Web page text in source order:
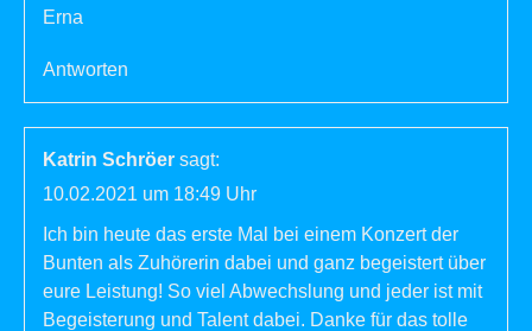
Erna
Antworten
Katrin Schröer sagt:
10.02.2021 um 18:49 Uhr
Ich bin heute das erste Mal bei einem Konzert der
Bunten als Zuhörerin dabei und ganz begeistert über
eure Leistung! So viel Abwechslung und jeder ist mit
Begeisterung und Talent dabei. Danke für das tolle